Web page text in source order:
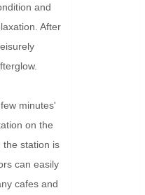
and
After
minutes'
on the
the station is
can easily
cafes and